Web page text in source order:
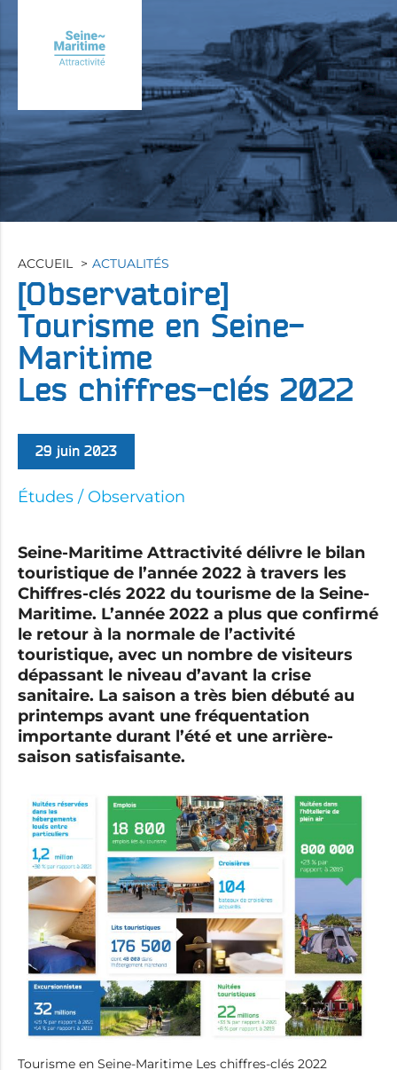
contenu
principal
ACCUEIL ACTUALITÉS
[Observatoire]
Tourisme en Seine-
Maritime
Les chiffres-clés 2022
29 juin 2023
Études / Observation
Seine-Maritime Attractivité délivre le bilan
touristique de l’année 2022 à travers les
Chiffres-clés 2022 du tourisme de la Seine-
Maritime. L’année 2022 a plus que confirmé
le retour à la normale de l’activité
touristique, avec un nombre de visiteurs
dépassant le niveau d’avant la crise
sanitaire. La saison a très bien débuté au
printemps avant une fréquentation
importante durant l’été et une arrière-
saison satisfaisante.
Tourisme en Seine-Maritime Les chiffres-clés 2022